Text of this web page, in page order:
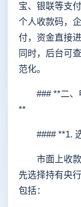
宝、银联等支
个人收款码，
付，资金直接
同时，后台可
范化。
### **二、申
**
#### **1. 选
市面上收款
先选择持有央
包括：